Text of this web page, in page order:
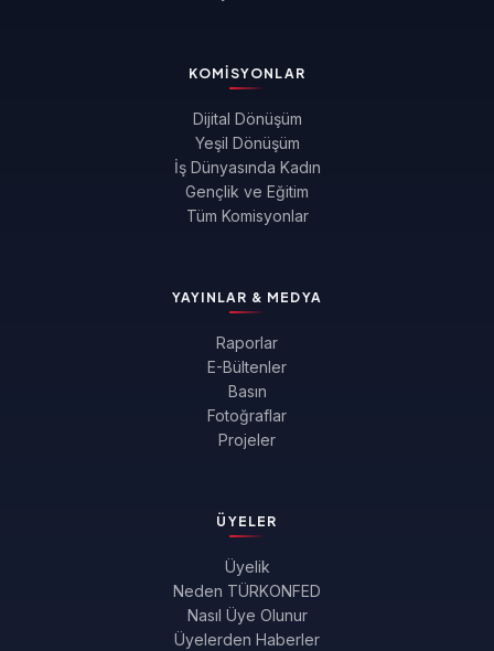
KOMISYONLAR
Dijital Dönüşüm
Yeşil Dönüşüm
İş Dünyasında Kadın
Gençlik ve Eğitim
Tüm Komisyonlar
YAYINLAR & MEDYA
Raporlar
E-Bültenler
Basın
Fotoğraflar
Projeler
ÜYELER
Üyelik
Neden TÜRKONFED
Nasıl Üye Olunur
Üyelerden Haberler